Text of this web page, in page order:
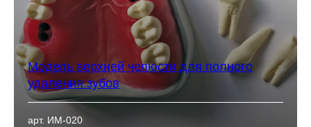
Модель верхней челюсти для полного
удаления зубов
арт. ИМ-020